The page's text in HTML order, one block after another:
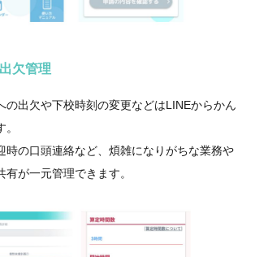
欠管理
の出欠や下校時刻の変更などはLINEからかん
時の口頭連絡など、煩雑になりがちな業務や
が一元管理できます。